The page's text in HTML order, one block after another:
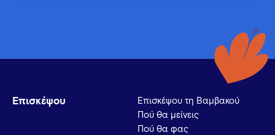
Επισκέψου
Επισκέψου τη Βαμβακού
Πού θα μείνεις
Πού θα φας